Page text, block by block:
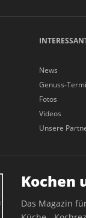
News
Genuss-
Fotos
Videos
Unsere
Kochen
Das Magazin